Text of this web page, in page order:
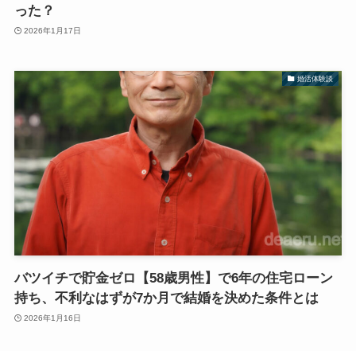
った？
2026年1月17日
婚活体験談
バツイチで貯金ゼロ【58歳男性】で6年の住宅ローン
持ち、不利なはずが7か月で結婚を決めた条件とは
2026年1月16日